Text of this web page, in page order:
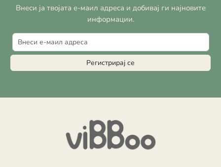
Внеси ја твојата е-маил адреса и добивај ги најновите
информации.
Регистрирај се